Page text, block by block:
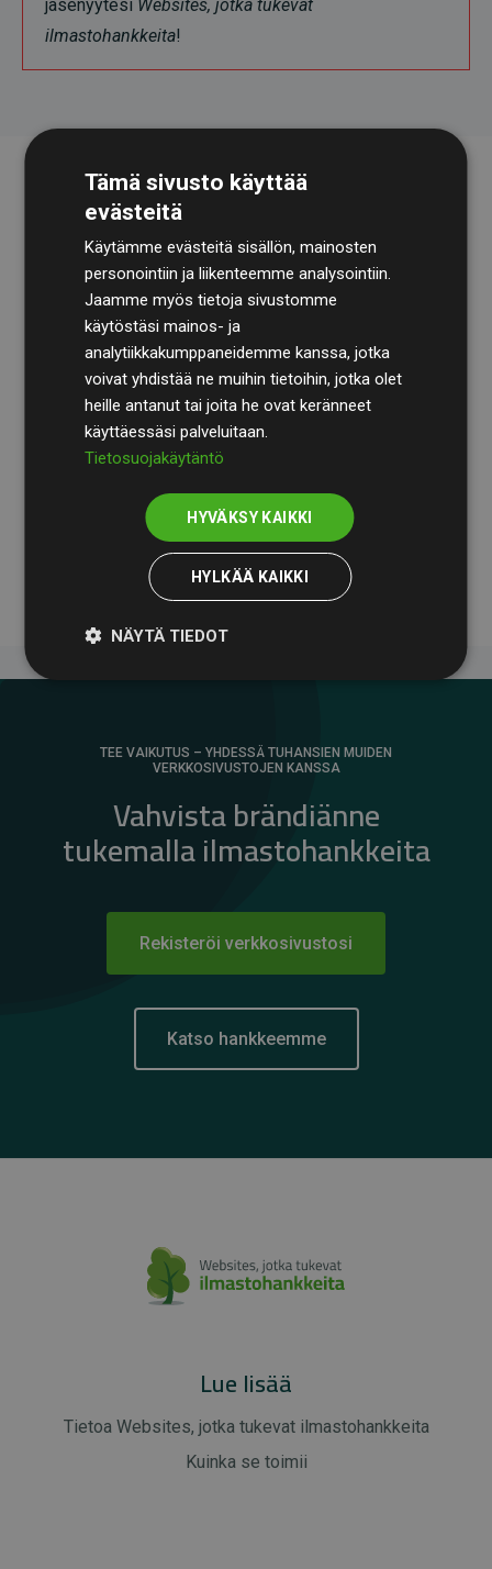
jäsenyytesi Websites, jotka tukevat
ilmastohankkeita!
TilintarkastusyhtiöBDOkäy säännöllisesti läpi
laskelmamme ja menetelmämme varmistaakseen
läpinäkyvyyden ja luotettavuuden.
Heidän tarkastuksensa osoittavat, että investoinnit
ilmastohankkeisiin kompensoivat keskimäärin
arvioiduista CO₂-päästöistä
jäsenverkkosivustoilla –
selkeä todiste toimintatapamme todellisesta
TEE VAIKUTUS – YHDESSÄ TUHANSIEN MUIDEN
VERKKOSIVUSTOJEN KANSSA
Vahvista brändiänne
tukemalla ilmastohankkeita
Rekisteröi verkkosivustosi
Katso hankkeemme
Lue lisää
Tietoa Websites, jotka tukevat ilmastohankkeita
Kuinka se toimii
Tämä sivusto käyttää
evästeitä
Käytämme evästeitä sisällön, mainosten
personointiin ja liikenteemme analysointiin.
Jaamme myös tietoja sivustomme
käytöstäsi mainos- ja
analytiikkakumppaneidemme kanssa, jotka
voivat yhdistää ne muihin tietoihin, jotka olet
heille antanut tai joita he ovat keränneet
käyttäessäsi palveluitaan.
Tietosuojakäytäntö
HYVÄKSY KAIKKI
HYLKÄÄ KAIKKI
NÄYTÄ TIEDOT